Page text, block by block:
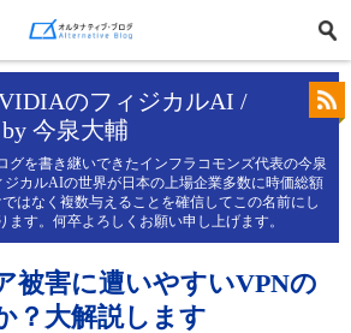
のフィジカルAI /
今泉大輔
グを書き継いできたインフラコモンズ代表の今泉
カルAIの世界が日本の上場企業多数に時価総額
はなく複数与えることを確信してこの名前にし
ます。何卒よろしくお願い申し上げます。
被害に遭いやすいVPNの
？大解説します